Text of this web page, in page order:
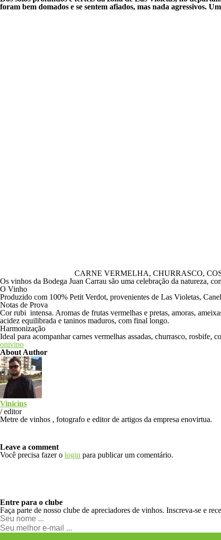
foram bem domados e se sentem afiados, mas nada agressivos.
91 pontos
CARNE VERMELHA, CHURRASCO,
Os vinhos da Bodega Juan Carrau são uma celebração da natureza,
O Vinho
Produzido com 100% Petit Verdot, provenientes de Las Violetas,
Notas de Prova
Cor rubi intensa. Aromas de frutas vermelhas e pretas, amoras,
acidez equilibrada e taninos maduros, com final longo.
Harmonização
Ideal para acompanhar carnes vermelhas assadas, churrasco, rosbife,
onivino
About Author
Vinicius
/editor
Metre de vinhos , fotografo e editor de artigos da empresa enovirtua.
Leave a comment
Você precisa fazer o login para publicar um comentário.
Entre para o clube
Faça parte de nosso clube de apreciadores de vinhos. Inscreva-se e